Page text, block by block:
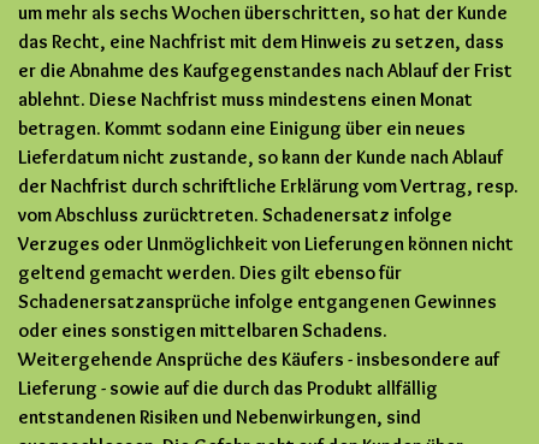
um mehr als sechs Wochen überschritten, so hat der Kunde
das Recht, eine Nachfrist mit dem Hinweis zu setzen, dass
er die Abnahme des Kaufgegenstandes nach Ablauf der Frist
ablehnt. Diese Nachfrist muss mindestens einen Monat
betragen. Kommt sodann eine Einigung über ein neues
Lieferdatum nicht zustande, so kann der Kunde nach Ablauf
der Nachfrist durch schriftliche Erklärung vom Vertrag, resp.
vom Abschluss zurücktreten. Schadenersatz infolge
Verzuges oder Unmöglichkeit von Lieferungen können nicht
geltend gemacht werden. Dies gilt ebenso für
Schadenersatzansprüche infolge entgangenen Gewinnes
oder eines sonstigen mittelbaren Schadens.
Weitergehende Ansprüche des Käufers - insbesondere auf
Lieferung - sowie auf die durch das Produkt allfällig
entstandenen Risiken und Nebenwirkungen, sind